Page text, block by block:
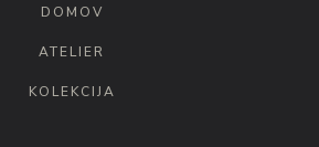
DOMOV
ATELIER
KOLEKCIJA